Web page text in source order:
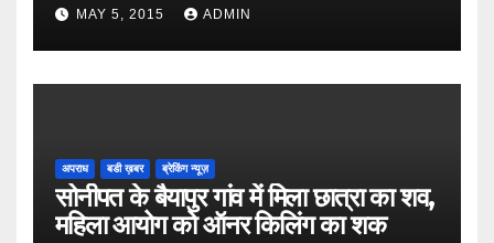
MAY 5, 2015 ADMIN
अपराध बडी ख़बर ब्रेकिंग न्यूज़
सोनीपत के बैयापुर गांव में मिला छात्रा का शव,
महिला आयोग को ऑनर किलिंग का शक